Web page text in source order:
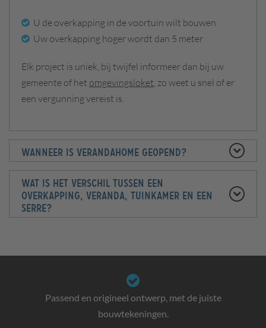
U de overkapping in de voortuin wilt bouwen
Uw overkapping hoger wordt dan 5 meter
Elk project is uniek, bij twijfel informeer dan bij uw
gemeente of het omgevingsloket, zo weet u snel of er
een vergunning vereist is.
Wanneer is Verandahome geopend?
Wat is het verschil tussen een
overkapping, veranda, tuinkamer en een
serre?
Passend en origineel ontwerp, met de juiste
bouwtekeningen.